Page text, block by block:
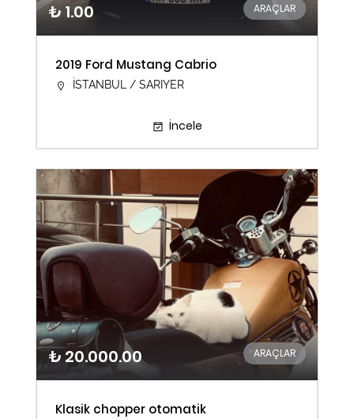
₺ 1.00 ARAÇLAR
2019 Ford Mustang Cabrio
İSTANBUL / SARIYER
İncele
₺ 20.000.00 ARAÇLAR
Klasik chopper otomatik